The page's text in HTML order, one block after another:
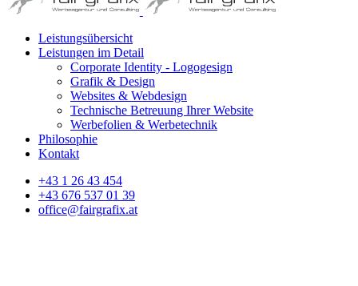
Leistungsübersicht
Leistungen im Detail
Corporate Identity - Logogesign
Grafik & Design
Websites & Webdesign
Technische Betreuung Ihrer Website
Werbefolien & Werbetechnik
Philosophie
Kontakt
+43 1 26 43 454
+43 676 537 01 39
office@fairgrafix.at